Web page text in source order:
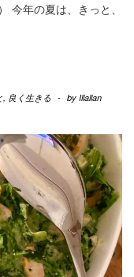
今年の夏は、きっと、
, 良く生きる - by Illallan